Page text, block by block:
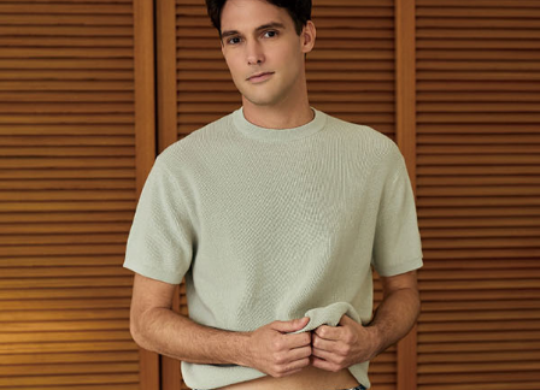
權轉讓予恩沛科技股份有限公司。
２．關於個人資料處理事宜，請瀏覽以下網址：
https://aftee.tw/terms/#terms3
３．未成年的使用者請事先徵得法定代理人或監護人之同意方可使用
「AFTEE先享後付」，若未經同意申辦者引起之損失，本公司不負相關責
任。
４．使用「AFTEE先享後付」時，將依據個別帳號之用戶狀況，依本公司即
時審查核予不同之上限額度；若仍有額度不足之情形，本公司將視審查結果
請求用戶進行身份認證。
５．嚴禁一人註冊多個帳號或使用他人資訊註冊。若發現惡意使用之情形，
恩沛科技股份有限公司將有權停止該用戶之使用額度並採取法律行動。
付款後7-11取貨
每筆NT$90，滿NT$1,000(含以上)免運費
宅配
每筆NT$90，滿NT$1,000(含以上)免運費
離島宅配
每筆NT$150，滿NT$2,000(含以上)免運費
海外宅配 (訂單成立後，請主動於2天內與線上客服核對收
件資料，逾期未確認訂單將自動取消)
查看運費